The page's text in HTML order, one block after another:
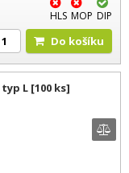
HLS MOP DIP
Do košíku
L [100 ks]